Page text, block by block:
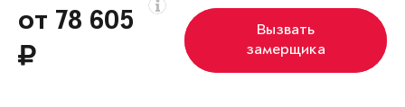
от 78 605
Вызвать
замерщика